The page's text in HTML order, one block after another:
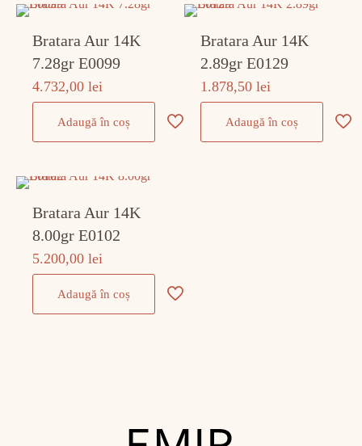
Bratara Aur 14K
7.28gr E0099
4.732,00lei
Adaugă în coș
Bratara Aur 14K
2.89gr E0129
1.878,50lei
Adaugă în coș
Bratara Aur 14K
8.00gr E0102
5.200,00lei
Adaugă în coș